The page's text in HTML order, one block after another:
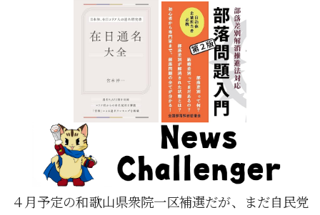
４月予定の和歌山県衆院一区補選だが、まだ自民党